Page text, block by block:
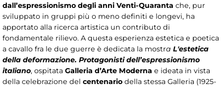
dall’espressionismo degli anni Venti-Quaranta che, pur
sviluppato in gruppi più o meno definiti e longevi, ha
apportato alla ricerca artistica un contributo di
fondamentale rilievo. A questa esperienza estetica e poetica
a cavallo fra le due guerre è dedicata la mostra L'estetica
della deformazione. Protagonisti dell’espressionismo
italiano, ospitata Galleria d’Arte Moderna e ideata in vista
della celebrazione del centenario della stessa Galleria (1925-